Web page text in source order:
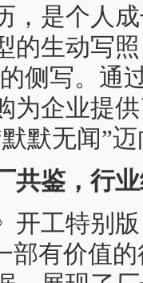
是个人成
的生动写
侧写。通
为企业提
默无闻”
共鉴，行
工特别版
部有价值